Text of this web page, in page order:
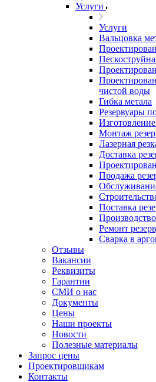
Услуги
Услуги
Вальцовка
чистой воды
Гибка метала
Резервуары
Изготовление
Монтаж
Лазерная
Доставка
Продажа
Поставка
Ремонт
Сварка в
Отзывы
Вакансии
Реквизиты
Гарантии
СМИ о нас
Документы
Цены
Наши проекты
Новости
Полезные материалы
Запрос цены
Проектировщикам
Контакты